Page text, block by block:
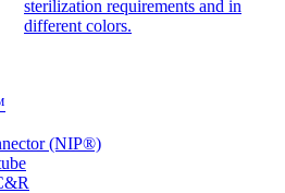
sterilization requirements and in
different colors.
(NIP®)